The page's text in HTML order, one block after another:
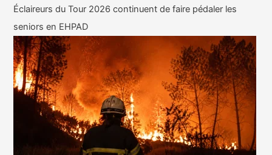
Éclaireurs du Tour 2026 continuent de faire pédaler les
seniors en EHPAD